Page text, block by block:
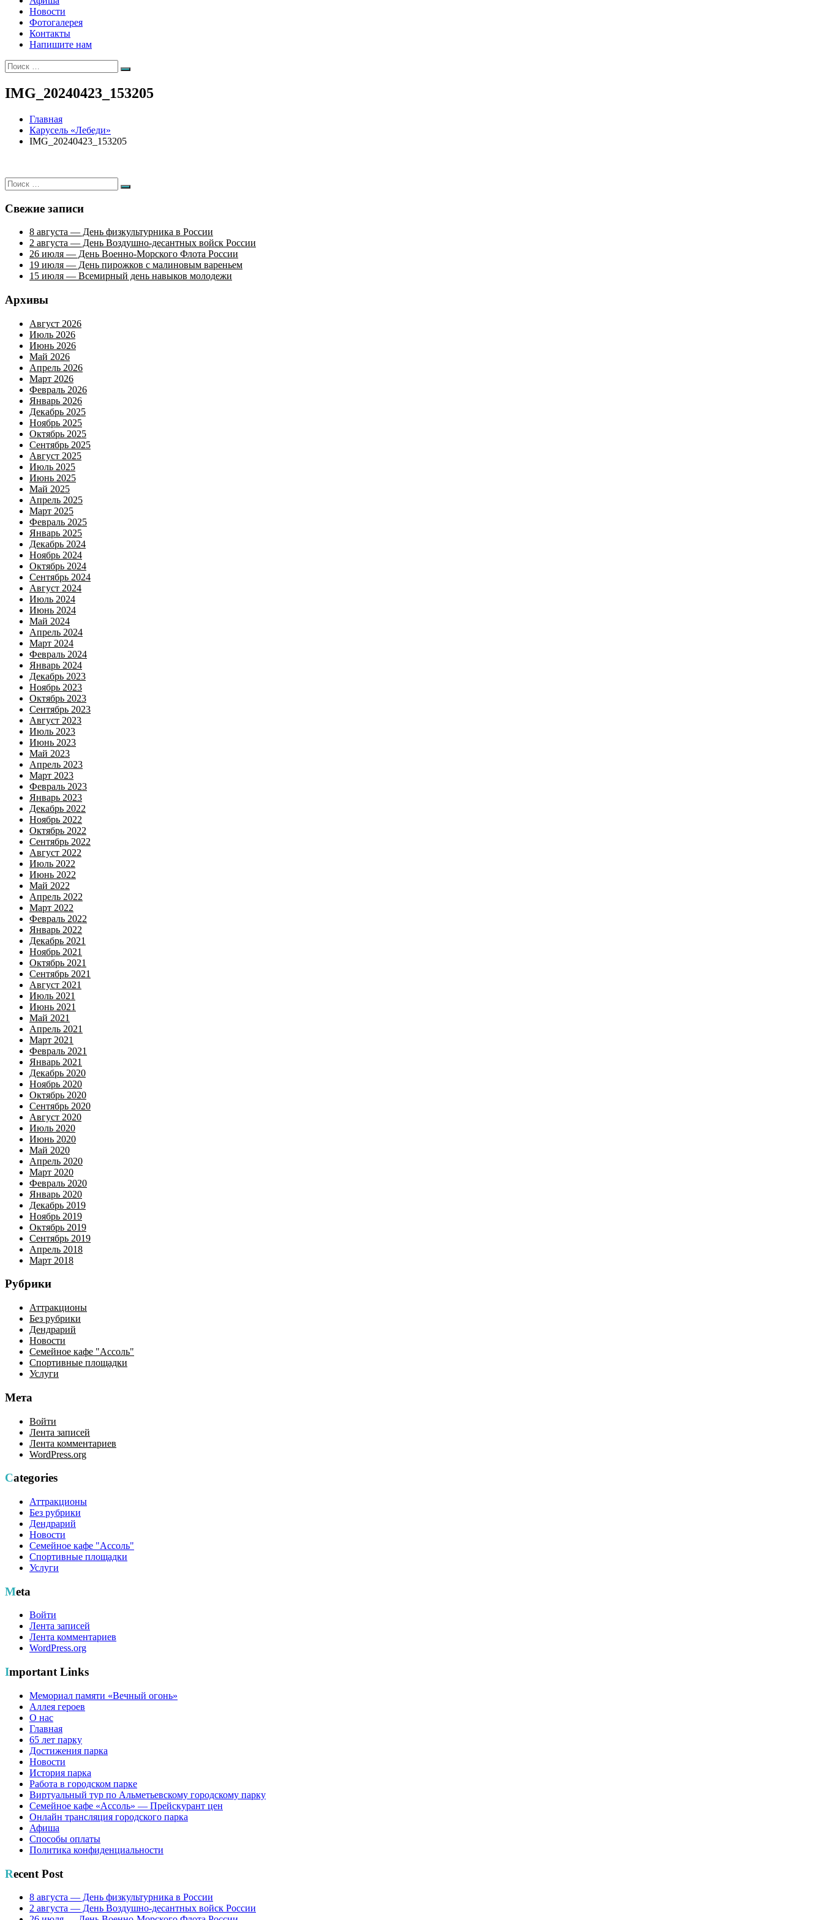
Новости
Фотогалерея
Контакты
Напишите нам
Искать:
Поиск
IMG_20240423_153205
Главная
Карусель «Лебеди»
IMG_20240423_153205
Искать:
Поиск
Свежие записи
8 августа — День физкультурника в России
2 августа — День Воздушно-десантных войск России
26 июля — День Военно-Морского Флота России
19 июля — День пирожков с малиновым вареньем
15 июля — Всемирный день навыков молодежи
Архивы
Август 2026
Июль 2026
Июнь 2026
Май 2026
Апрель 2026
Март 2026
Февраль 2026
Январь 2026
Декабрь 2025
Ноябрь 2025
Октябрь 2025
Сентябрь 2025
Август 2025
Июль 2025
Июнь 2025
Май 2025
Апрель 2025
Март 2025
Февраль 2025
Январь 2025
Декабрь 2024
Ноябрь 2024
Октябрь 2024
Сентябрь 2024
Август 2024
Июль 2024
Июнь 2024
Май 2024
Апрель 2024
Март 2024
Февраль 2024
Январь 2024
Декабрь 2023
Ноябрь 2023
Октябрь 2023
Сентябрь 2023
Август 2023
Июль 2023
Июнь 2023
Май 2023
Апрель 2023
Март 2023
Февраль 2023
Январь 2023
Декабрь 2022
Ноябрь 2022
Октябрь 2022
Сентябрь 2022
Август 2022
Июль 2022
Июнь 2022
Май 2022
Апрель 2022
Март 2022
Февраль 2022
Январь 2022
Декабрь 2021
Ноябрь 2021
Октябрь 2021
Сентябрь 2021
Август 2021
Июль 2021
Июнь 2021
Май 2021
Апрель 2021
Март 2021
Февраль 2021
Январь 2021
Декабрь 2020
Ноябрь 2020
Октябрь 2020
Сентябрь 2020
Август 2020
Июль 2020
Июнь 2020
Май 2020
Апрель 2020
Март 2020
Февраль 2020
Январь 2020
Декабрь 2019
Ноябрь 2019
Октябрь 2019
Сентябрь 2019
Апрель 2018
Март 2018
Рубрики
Аттракционы
Без рубрики
Дендрарий
Новости
Семейное кафе "Ассоль"
Спортивные площадки
Услуги
Мета
Войти
Лента записей
Лента комментариев
WordPress.org
Categories
Аттракционы
Без рубрики
Дендрарий
Новости
Семейное кафе "Ассоль"
Спортивные площадки
Услуги
Meta
Войти
Лента записей
Лента комментариев
WordPress.org
Important Links
Мемориал памяти «Вечный огонь»
Аллея героев
О нас
Главная
65 лет парку
Достижения парка
Новости
История парка
Работа в городском парке
Виртуальный тур по Альметьевскому городскому парку
Семейное кафе «Ассоль» — Прейскурант цен
Онлайн трансляция городского парка
Афиша
Способы оплаты
Политика конфиденциальности
Recent Post
8 августа — День физкультурника в России
2 августа — День Воздушно-десантных войск России